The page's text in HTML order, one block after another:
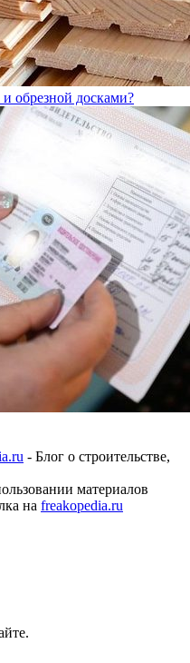
обрезной досками?
- Блог о строительстве,
материалов
на freakopedia.ru